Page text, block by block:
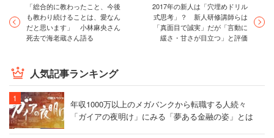
「総合的に教わったこと、今後
も教わり続けることは、愛なん
だと思います」 小林麻央さん
死去で海老蔵さん語る
2017年の新人は「穴埋めドリル
式思考」？ 新人研修講師らは
「真面目で誠実」だが「言動に
緩さ・甘さが目立つ」と評価
人気記事ランキング
年収1000万以上のメガバンクから転職する人続々
「ガイアの夜明け」にみる「夢ある金融の姿」とは